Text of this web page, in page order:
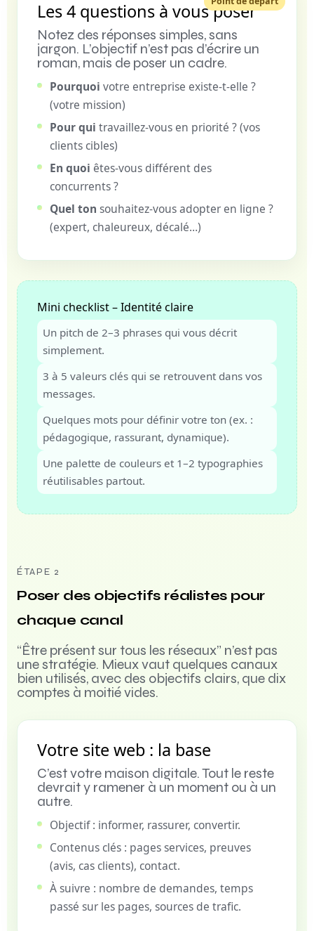
Les 4 questions à vous poser
Notez des réponses simples, sans
jargon. L’objectif n’est pas d’écrire un
roman, mais de poser un cadre.
Pourquoi votre entreprise existe-t-elle ?
(votre mission)
Pour qui travaillez-vous en priorité ? (vos
clients cibles)
En quoi êtes-vous différent des
concurrents ?
Quel ton souhaitez-vous adopter en ligne ?
(expert, chaleureux, décalé…)
Mini checklist – Identité claire
Un pitch de 2–3 phrases qui vous décrit
simplement.
3 à 5 valeurs clés qui se retrouvent dans vos
messages.
Quelques mots pour définir votre ton (ex. :
pédagogique, rassurant, dynamique).
Une palette de couleurs et 1–2 typographies
réutilisables partout.
ÉTAPE 2
Poser des objectifs réalistes pour
chaque canal
“Être présent sur tous les réseaux” n’est pas
une stratégie. Mieux vaut quelques canaux
bien utilisés, avec des objectifs clairs, que dix
comptes à moitié vides.
Votre site web : la base
C’est votre maison digitale. Tout le reste
devrait y ramener à un moment ou à un
autre.
Objectif : informer, rassurer, convertir.
Contenus clés : pages services, preuves
(avis, cas clients), contact.
À suivre : nombre de demandes, temps
passé sur les pages, sources de trafic.